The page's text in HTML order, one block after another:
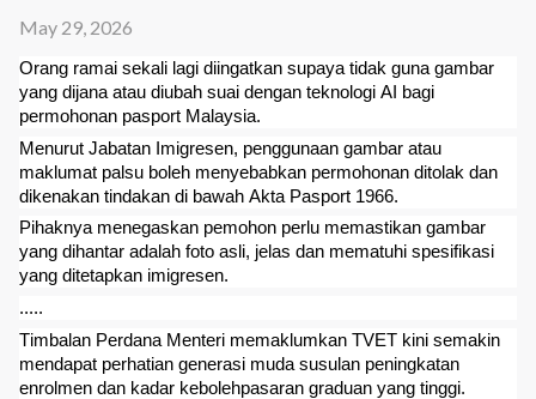
May 29, 2026
Orang ramai sekali lagi diingatkan supaya tidak guna gambar
yang dijana atau diubah suai dengan teknologi AI bagi
permohonan pasport Malaysia.
Menurut Jabatan Imigresen, penggunaan gambar atau
maklumat palsu boleh menyebabkan permohonan ditolak dan
dikenakan tindakan di bawah Akta Pasport 1966.
Pihaknya menegaskan pemohon perlu memastikan gambar
yang dihantar adalah foto asli, jelas dan mematuhi spesifikasi
yang ditetapkan imigresen.
.....
Timbalan Perdana Menteri memaklumkan TVET kini semakin
mendapat perhatian generasi muda susulan peningkatan
enrolmen dan kadar kebolehpasaran graduan yang tinggi.